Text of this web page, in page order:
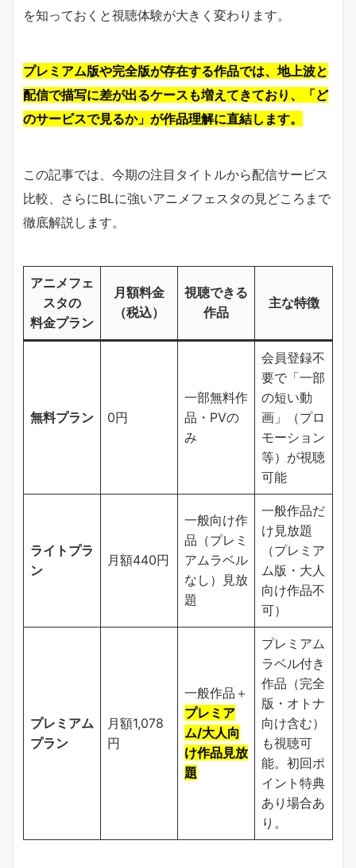
を知っておくと視聴体験が大きく変わります。
プレミアム版や完全版が存在する作品では、地上波と
配信で描写に差が出るケースも増えてきており、「ど
のサービスで見るか」が作品理解に直結します。
この記事では、今期の注目タイトルから配信サービス
比較、さらにBLに強いアニメフェスタの見どころまで
徹底解説します。
アニメフェ
スタの
料金プラン
月額料金
（税込）
視聴できる
作品
主な特徴
無料プラン 0円
一部無料作
品・PVの
み
会員登録不
要で「一部
の短い動
画」（プロ
モーション
等）が視聴
可能
ライトプラ
ン
月額440円
一般向け作
品（プレミ
アムラベル
なし）見放
題
一般作品だ
け見放題
（プレミア
ム版・大人
向け作品不
可）
プレミアム
プラン
月額1,078
円
一般作品＋
プレミア
ム/大人向
け作品見放
題
プレミアム
ラベル付き
作品（完全
版・オトナ
向け含む）
も視聴可
能。初回ポ
イント特典
あり場合あ
り。